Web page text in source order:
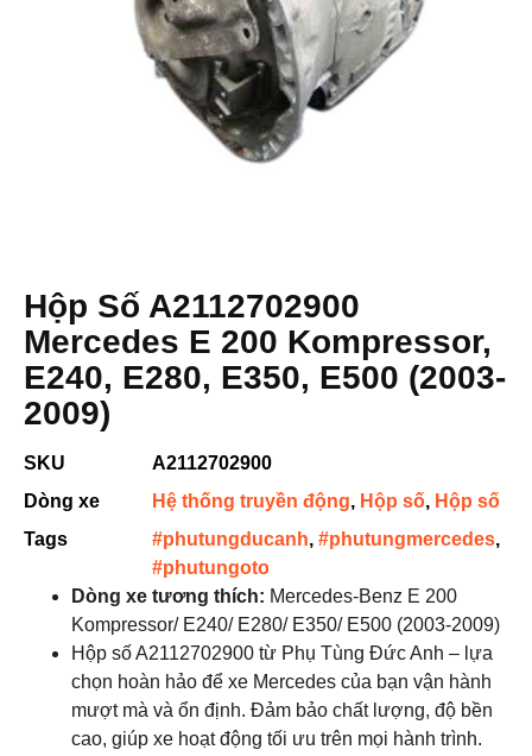
Hộp Số A2112702900
Mercedes E 200 Kompressor,
E240, E280, E350, E500 (2003-
2009)
SKU
A2112702900
Dòng xe
Hệ thống truyền động, Hộp số, Hộp số
Tags
#phutungducanh, #phutungmercedes,
#phutungoto
Dòng xe tương thích: Mercedes-Benz E 200
Kompressor/ E240/ E280/ E350/ E500 (2003-2009)
Hộp số A2112702900 từ Phụ Tùng Đức Anh – lựa
chọn hoàn hảo để xe Mercedes của bạn vận hành
mượt mà và ổn định. Đảm bảo chất lượng, độ bền
cao, giúp xe hoạt động tối ưu trên mọi hành trình.